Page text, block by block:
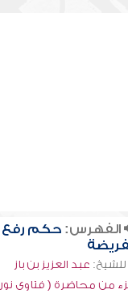
الفهرس: حكم رفع
عبد العزيز بن باز
من محاضرة ( فتاوى نور